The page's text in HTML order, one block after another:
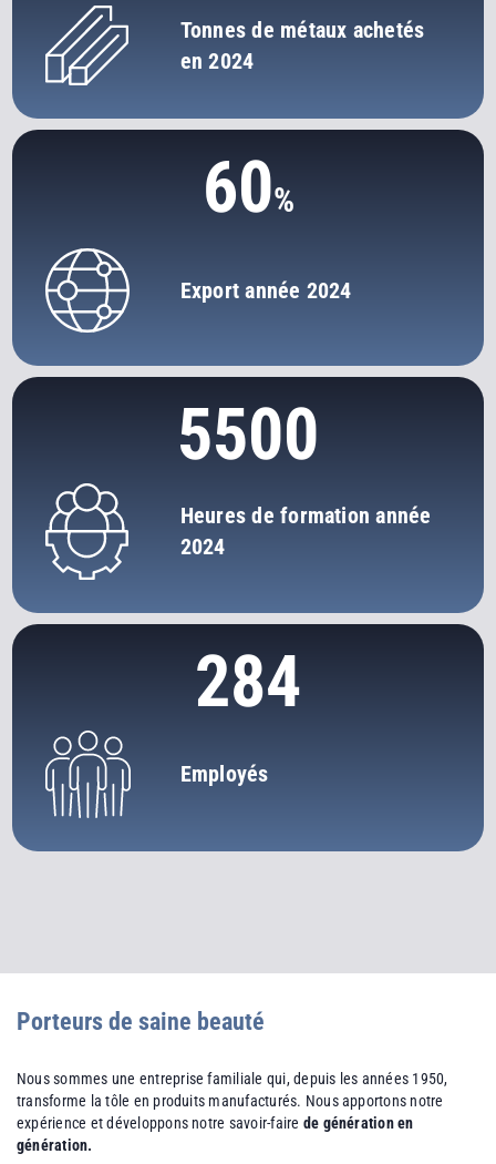
Tonnes de métaux achetés
en 2024
60
Export année 2024
5500
Heures de formation année
2024
284
Employés
Porteurs de saine beauté
Nous sommes une entreprise familiale qui, depuis les années 1950,
transforme la tôle en produits manufacturés. Nous apportons notre
expérience et développons notre savoir-faire de génération en
génération.